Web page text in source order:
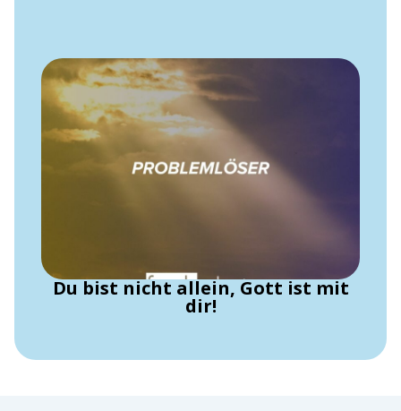
Du bist nicht allein, Gott ist mit
dir!